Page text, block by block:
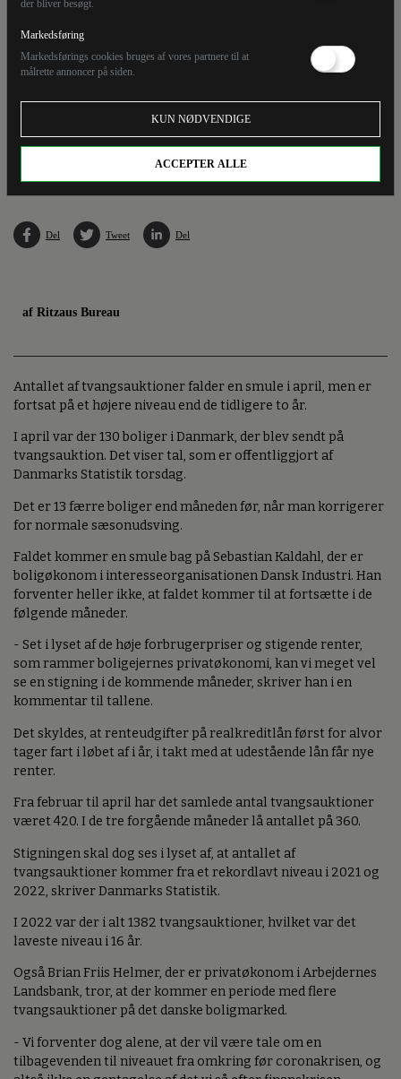
der bliver besøgt.
Markedsføring
Markedsførings cookies bruges af vores partnere til at
målrette annoncer på siden.
KUN NØDVENDIGE
ACCEPTER ALLE
I april blev 130 boliger i Danmark sendt på tvangsauktion. Det er et lille fald fra marts,
hvor antallet af tvangsauktioner var på 143. (Arkivfoto).
Del Tweet Del
af Ritzaus Bureau
Antallet af tvangsauktioner falder en smule i april, men er
fortsat på et højere niveau end de tidligere to år.
I april var der 130 boliger i Danmark, der blev sendt på
tvangsauktion. Det viser tal, som er offentliggjort af
Danmarks Statistik torsdag.
Det er 13 færre boliger end måneden før, når man korrigerer
for normale sæsonudsving.
Faldet kommer en smule bag på Sebastian Kaldahl, der er
boligøkonom i interesseorganisationen Dansk Industri. Han
forventer heller ikke, at faldet kommer til at fortsætte i de
følgende måneder.
- Set i lyset af de høje forbrugerpriser og stigende renter,
som rammer boligejernes privatøkonomi, kan vi meget vel
se en stigning i de kommende måneder, skriver han i en
kommentar til tallene.
Det skyldes, at renteudgifter på realkreditlån først for alvor
tager fart i løbet af i år, i takt med at udestående lån får nye
renter.
Fra februar til april har det samlede antal tvangsauktioner
været 420. I de tre forgående måneder lå antallet på 360.
Stigningen skal dog ses i lyset af, at antallet af
tvangsauktioner kommer fra et rekordlavt niveau i 2021 og
2022, skriver Danmarks Statistik.
I 2022 var der i alt 1382 tvangsauktioner, hvilket var det
laveste niveau i 16 år.
Også Brian Friis Helmer, der er privatøkonom i Arbejdernes
Landsbank, tror, at der kommer en periode med flere
tvangsauktioner på det danske boligmarked.
- Vi forventer dog alene, at der vil være tale om en
tilbagevenden til niveauet fra omkring før coronakrisen, og